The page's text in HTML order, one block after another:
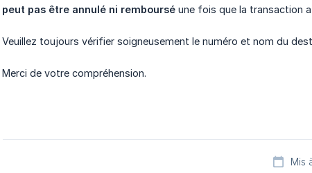
peut pas être annulé ni remboursé une fois que la transaction
Veuillez toujours vérifier soigneusement le numéro et nom du
Merci de votre compréhension.
Mis